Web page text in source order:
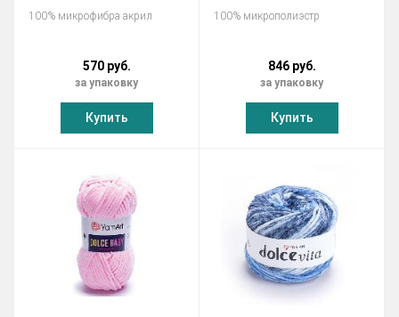
100% микрофибра акрил
570 руб.
за упаковку
Купить
100% микрополиэстр
846 руб.
за упаковку
Купить